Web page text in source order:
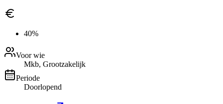
40%
Voor wie
Mkb, Grootzakelijk
Periode
Doorlopend